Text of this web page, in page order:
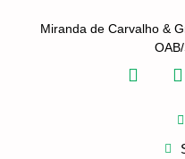
Miranda de Carvalho &